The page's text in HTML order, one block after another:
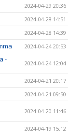
2024-04-29 20:36
2024-04-28 14:51
2024-04-28 14:39
2024-04-24 20:53
-
2024-04-24 12:04
2024-04-21 20:17
2024-04-21 09:50
2024-04-20 11:46
2024-04-19 15:12